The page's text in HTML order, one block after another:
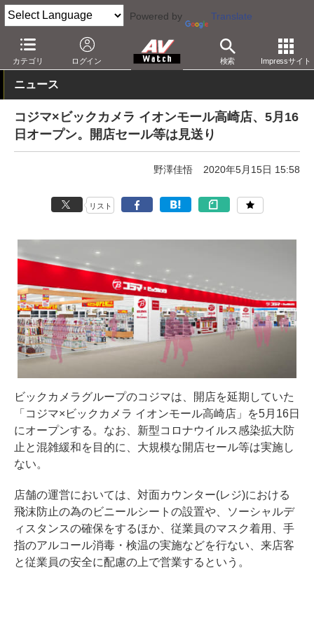
Powered by Translate
カテゴリ ログイン 検索 Impressサイト
AV Watch 動向 ショップ
ニュース
コジマ×ビックカメラ イオンモール高崎店、5月16
日オープン。開店セール等は見送り
野澤佳悟 2020年5月15日 15:58
リスト
ビックカメラグループのコジマは、開店を延期していた
「コジマ×ビックカメラ イオンモール高崎店」を5月16日
にオープンする。なお、新型コロナウイルス感染拡大防
止と混雑緩和を目的に、大規模な開店セール等は実施し
ない。
店舗の運営においては、対面カウンター(レジ)における
飛沫防止の為のビニールシートの設置や、ソーシャルデ
ィスタンスの確保をするほか、従業員のマスク着用、手
指のアルコール消毒・検温の実施などを行ない、来店客
と従業員の安全に配慮の上で営業するという。